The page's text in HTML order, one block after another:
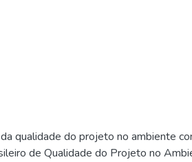
qualidade do projeto no ambiente
de Qualidade do Projeto no